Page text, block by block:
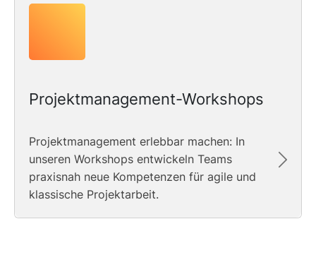
Projektmanagement-Workshops
Projektmanagement erlebbar machen: In
unseren Workshops entwickeln Teams
praxisnah neue Kompetenzen für agile und
klassische Projektarbeit.